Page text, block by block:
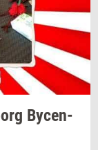
By­cen­